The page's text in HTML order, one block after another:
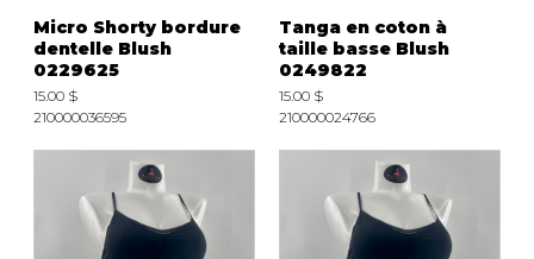
Micro Shorty bordure
dentelle Blush
0229625
15.00 $
210000036595
Tanga en coton à
taille basse Blush
0249822
15.00 $
210000024766